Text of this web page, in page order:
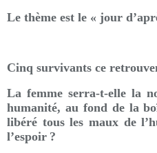
Le thème est le « jour
Cinq survivants ce
La femme serra-t-elle la
humanité, au fond de la
libéré tous les maux de
l’espoir ?